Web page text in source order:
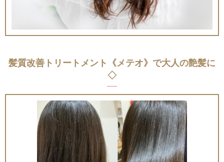
髪質改善トリートメント《メテオ》で大人の艶髪に
◇